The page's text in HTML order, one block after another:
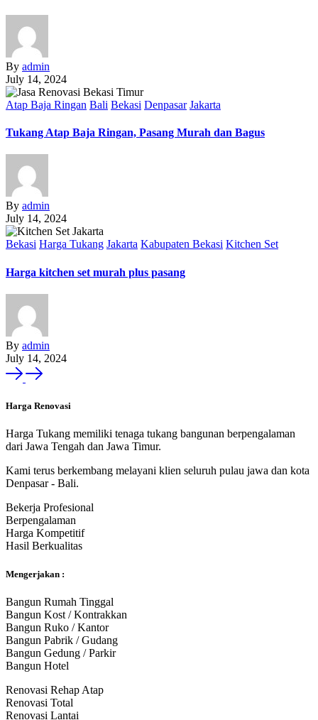
By admin
July 14, 2024
Atap Baja Ringan Bali Bekasi Denpasar Jakarta
Tukang Atap Baja Ringan, Pasang Murah dan Bagus
By admin
July 14, 2024
Bekasi Harga Tukang Jakarta Kabupaten Bekasi Kitchen Set
Harga kitchen set murah plus pasang
By admin
July 14, 2024
Harga Renovasi
Harga Tukang memiliki tenaga tukang bangunan berpengalaman
dari Jawa Tengah dan Jawa Timur.
Kami terus berkembang melayani klien seluruh pulau jawa dan kota
Denpasar - Bali.
Bekerja Profesional
Berpengalaman
Harga Kompetitif
Hasil Berkualitas
Mengerjakan :
Bangun Rumah Tinggal
Bangun Kost / Kontrakkan
Bangun Ruko / Kantor
Bangun Pabrik / Gudang
Bangun Gedung / Parkir
Bangun Hotel
Renovasi Rehap Atap
Renovasi Total
Renovasi Lantai